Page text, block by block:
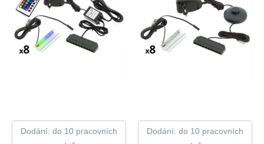
Dodání: do 10 pracovních
Dodání: do 10 pracovních